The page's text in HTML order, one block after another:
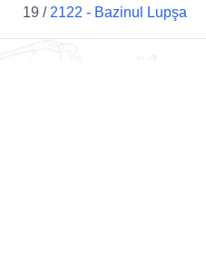
19 / 2122 - Bazinul Lupşa